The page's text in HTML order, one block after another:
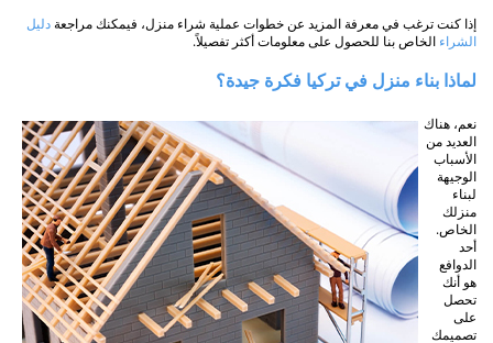
إذا كنت ترغب في معرفة المزيد عن خطوات عملية شراء منزل، فيمكنك مراجعةدليل
الشراء الخاص بنا للحصول على معلومات أكثر تفصيلاً.
لماذا بناء منزل في تركيا فكرة جيدة؟
نعم، هناك
العديد من
الأسباب
الوجيهة
لبناء
منزلك
الخاص.
أحد
الدوافع
هو أنك
تحصل
على
تصميمك